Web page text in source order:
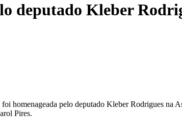
deputado Kleber
homenageada pelo deputado Kleber Rodrigues na
Pires.